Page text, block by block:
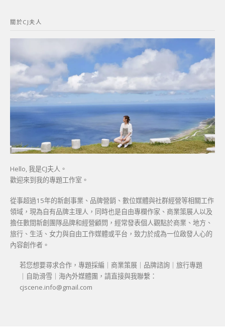
字:
關於CJ夫人
Hello, 我是CJ夫人。
歡迎來到我的專題工作室。
從事超過15年的新創事業、品牌營銷、數位媒體與社群經營等相關工作
領域，現為自有品牌主理人，同時也是自由專欄作家、商業策展人以及
擔任數間新創團隊品牌和經營顧問，經常發表個人觀點於商業、地方、
旅行、生活、女力與自由工作媒體或平台，致力於成為一位啟發人心的
內容創作者。
若您想要尋求合作，專題採編｜商業策展｜品牌諮詢｜旅行專題
｜自助滑雪｜海內外媒體團，請直接與我聯繫：
cjscene.info@gmail.com